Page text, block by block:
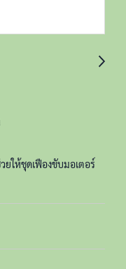
ยให้ชุดเฟืองขับมอเตอร์